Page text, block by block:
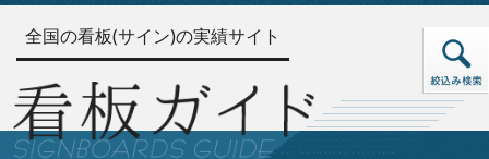
全国の看板(サイン)の実績サイト